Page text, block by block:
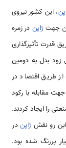
، این کشور نیروی
جهت ژاپن در زمره
قدرت تأثیرگذاری
زود بدل به دومین
طریق اقتصاد در
مقابله با رکود
را ایجاد كردند.
رو نقش ژاپن در
پررنگ شده بود.